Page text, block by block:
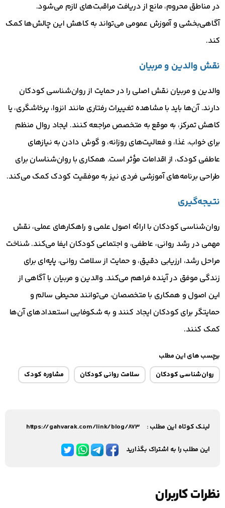
در مناطق محروم، مانع از دریافت مراقبت‌های لازم می‌شود.
آگاهی‌بخشی و آموزش عمومی می‌تواند به کاهش این چالش‌ها کمک
کند.
نقش والدین و مربیان
والدین و مربیان نقش اصلی را در حمایت از روان‌شناسی کودکان
دارند. آن‌ها باید با مشاهده تغییرات رفتاری مانند انزوا، پرخاشگری، یا
کاهش تمرکز، به موقع به متخصص مراجعه کنند. ایجاد روال منظم
برای خواب، غذا، و فعالیت‌های روزانه، و گوش دادن به نیازهای
عاطفی کودک، از اقدامات مؤثر است. همکاری با روان‌شناسان برای
طراحی برنامه‌های آموزشی فردی نیز به موفقیت کودک کمک می‌کند.
نتیجه‌گیری
روان‌شناسی کودکان با ارائه اصول علمی و راهکارهای عملی، نقش
مهمی در رشد روانی، عاطفی، و اجتماعی کودکان ایفا می‌کند. شناخت
مراحل رشد، ارزیابی دقیق، و حمایت از سلامت روانی، پایه‌ای برای
زندگی موفق در آینده فراهم می‌کند. والدین و مربیان با آگاهی از
این اصول و همکاری با متخصصان، می‌توانند محیطی سالم و
حمایتگر برای کودکان ایجاد کنند و به شکوفایی استعدادهای آن‌ها
کمک کنند.
برچسب های این مطلب
روان‌شناسی کودکان
سلامت روانی کودکان مشاوره کودک
لینک کوتاه این مطلب : https://gahvarak.com/link/blog/873
این مطلب را به اشتراک بگذارید
نظرات کاربران